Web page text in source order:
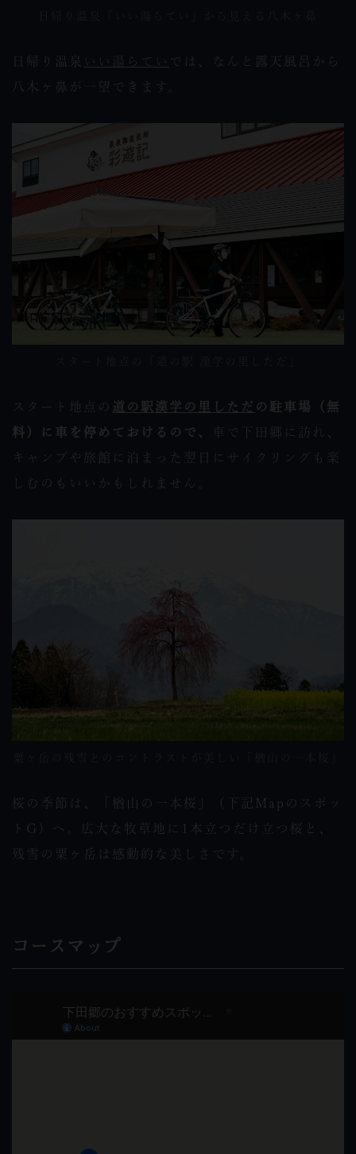
日帰り温泉 いい湯らてい では、なんと露天風呂から
八木ヶ鼻が一望できます。
スタート地点の 道の駅漢学の里しただ の駐車場（無
料）に車を停めておけるので、
車で下田郷に訪れ、
キャンプや旅館に泊まった翌日にサイクリングも楽
しむのもいいかもしれません。
桜の季節は、「楢山の一本桜」（下記Mapのスポッ
トG）へ。広大な牧草地に1本立つだけ立つ桜と、
残雪の粟ヶ岳は感動的な美しさです。
コースマップ